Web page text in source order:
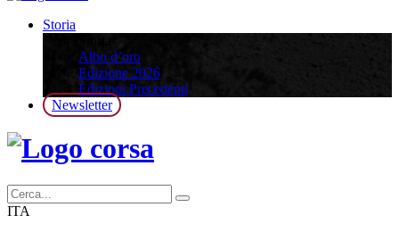
Storia
Albo d’oro
Edizione 2026
Edizioni Precedenti
Newsletter
ITA